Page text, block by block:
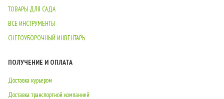
ТОВАРЫ ДЛЯ САДА
ВСЕ ИНСТРУМЕНТЫ
СНЕГОУБОРОЧНЫЙ ИНВЕНТАРЬ
ПОЛУЧЕНИЕ И ОПЛАТА
Доставка курьером
Доставка транспортной компанией